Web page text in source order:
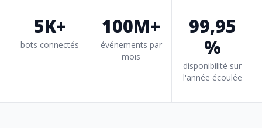
5K+
bots connectés
100M+
événements par
mois
99,95
%
disponibilité sur
l'année écoulée